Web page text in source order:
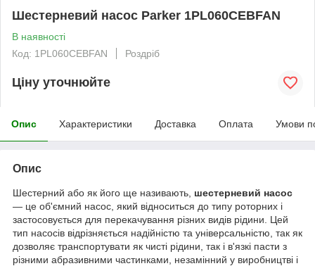
Шестерневий насос Parker 1PL060CEBFAN
В наявності
Код: 1PL060CEBFAN
Роздріб
Ціну уточнюйте
Опис Характеристики Доставка Оплата Умови
Опис
Шестерний або як його ще називають, шестерневий насос
— це об'ємний насос, який відноситься до типу роторних і
застосовується для перекачування різних видів рідини. Цей
тип насосів відрізняється надійністю та універсальністю, так як
дозволяє транспортувати як чисті рідини, так і в'язкі пасти з
різними абразивними частинками, незамінний у виробництві і